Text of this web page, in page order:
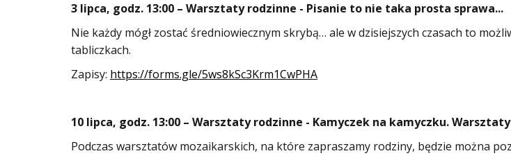
3 lipca, godz. 13:00 – Warsztaty rodzinne - Pisanie to nie taka prosta sprawa...
Nie każdy mógł zostać średniowiecznym skrybą… ale w dzisiejszych czasach to
tabliczkach.
Zapisy: https://forms.gle/5ws8kSc3Krm1CwPHA
10 lipca, godz. 13:00 – Warsztaty rodzinne - Kamyczek na kamyczku.
Podczas warsztatów mozaikarskich, na które zapraszamy rodziny, będzie można